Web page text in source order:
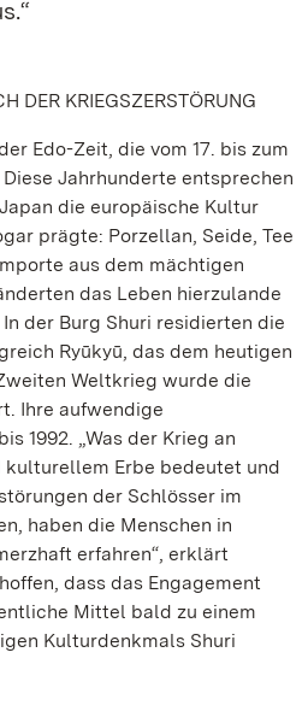
DER KRIEGSZERSTÖRUNG
Edo-Zeit, die vom 17. bis zum
Jahrhunderte entsprechen
die europäische Kultur
prägte: Porzellan, Seide, Tee
aus dem mächtigen
das Leben hierzulande
der Burg Shuri residierten die
Ryūkyū, das dem heutigen
Weltkrieg wurde die
Ihre aufwendige
1992. „Was der Krieg an
Erbe bedeutet und
der Schlösser im
haben die Menschen in
erfahren“, erklärt
dass das Engagement
Mittel bald zu einem
Kulturdenkmals Shuri